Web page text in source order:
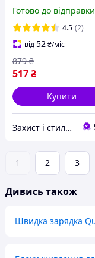
індикатором зарядки
та складною
підставкою
Готово до відправки
4.5 (2)
від52₴/міс
517₴
879 ₴
Купити
Захист і стиль — в одному магазині
1 2 3
Дивись також
Швидка зарядка